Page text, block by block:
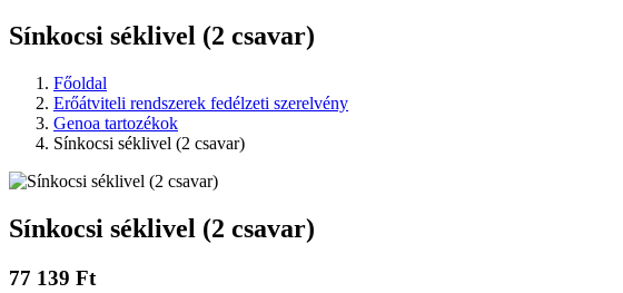
Sínkocsi séklivel (2 csavar)
Főoldal
Erőátviteli rendszerek fedélzeti szerelvény
Genoa tartozékok
Sínkocsi séklivel (2 csavar)
Sínkocsi séklivel (2 csavar)
77 139 Ft